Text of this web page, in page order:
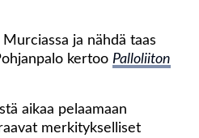
ja nähdä taas
kertoo Palloliiton
aikaa pelaamaan
merkitykselliset